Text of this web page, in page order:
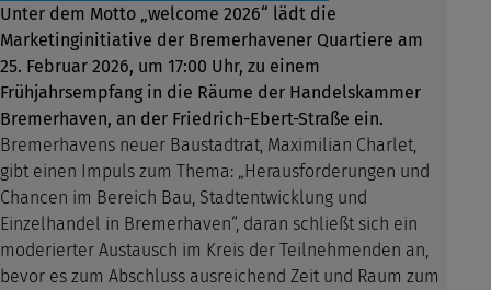
Unter dem Motto „welcome 2026“ lädt die
Marketinginitiative der Bremerhavener Quartiere am
25. Februar 2026, um 17:00 Uhr, zu einem
Frühjahrsempfang in die Räume der Handelskammer
Bremerhaven, an der Friedrich-Ebert-Straße ein.
Bremerhavens neuer Baustadtrat, Maximilian Charlet,
gibt einen Impuls zum Thema: „Herausforderungen und
Chancen im Bereich Bau, Stadtentwicklung und
Einzelhandel in Bremerhaven“, daran schließt sich ein
moderierter Austausch im Kreis der Teilnehmenden an,
bevor es zum Abschluss ausreichend Zeit und Raum zum